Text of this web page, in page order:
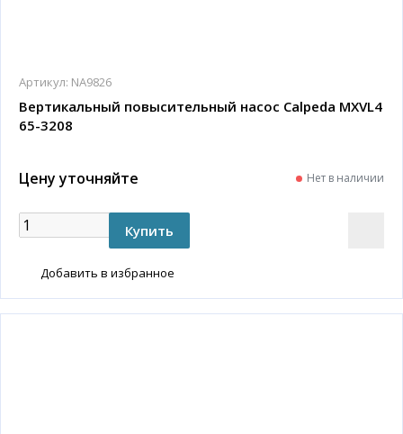
Артикул: NA9826
Вертикальный повысительный насос Calpeda MXVL4
65-3208
Цену уточняйте Нет в наличии
Добавить в избранное